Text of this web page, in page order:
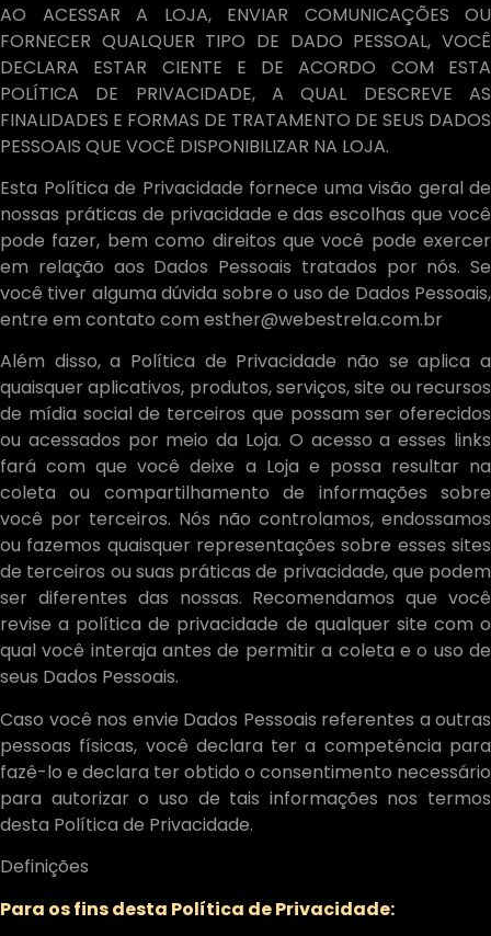
AO ACESSAR A LOJA, ENVIAR COMUNICAÇÕES OU
FORNECER QUALQUER TIPO DE DADO PESSOAL, VOCÊ
DECLARA ESTAR CIENTE E DE ACORDO COM ESTA
POLÍTICA DE PRIVACIDADE, A QUAL DESCREVE AS
FINALIDADES E FORMAS DE TRATAMENTO DE SEUS DADOS
PESSOAIS QUE VOCÊ DISPONIBILIZAR NA LOJA.
Esta Política de Privacidade fornece uma visão geral de
nossas práticas de privacidade e das escolhas que você
pode fazer, bem como direitos que você pode exercer
em relação aos Dados Pessoais tratados por nós. Se
você tiver alguma dúvida sobre o uso de Dados Pessoais,
entre em contato com esther@webestrela.com.br
Além disso, a Política de Privacidade não se aplica a
quaisquer aplicativos, produtos, serviços, site ou recursos
de mídia social de terceiros que possam ser oferecidos
ou acessados por meio da Loja. O acesso a esses links
fará com que você deixe a Loja e possa resultar na
coleta ou compartilhamento de informações sobre
você por terceiros. Nós não controlamos, endossamos
ou fazemos quaisquer representações sobre esses sites
de terceiros ou suas práticas de privacidade, que podem
ser diferentes das nossas. Recomendamos que você
revise a política de privacidade de qualquer site com o
qual você interaja antes de permitir a coleta e o uso de
seus Dados Pessoais.
Caso você nos envie Dados Pessoais referentes a outras
pessoas físicas, você declara ter a competência para
fazê-lo e declara ter obtido o consentimento necessário
para autorizar o uso de tais informações nos termos
desta Política de Privacidade.
Definições
Para os fins desta Política de Privacidade: